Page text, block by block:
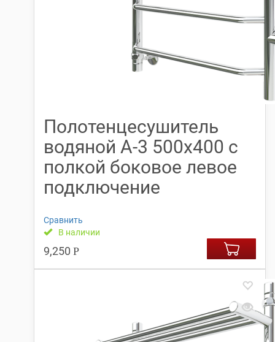
Полотенцесушитель
водяной А-3 500х400 с
полкой боковое левое
подключение
Сравнить
В наличии
9,250 Р